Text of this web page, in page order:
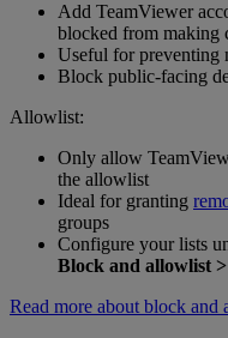
Add TeamViewer
blocked from making
Useful for preventing
Block public-facing
Allowlist:
Only allow
the allowlist
Ideal for granting
groups
Configure your lists
Block and allowlist
Read more about block